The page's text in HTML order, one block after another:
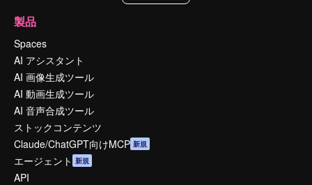
製品
Spaces
AI アシスタント
AI 画像生成ツール
AI 動画生成ツール
AI 音声合成ツール
ストックコンテンツ
Claude/ChatGPT向けMCP 新規
エージェント 新規
API